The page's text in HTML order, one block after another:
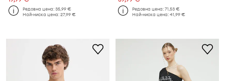
Редовна цена:35,99 €
Най-ниска цена:27,99 €
Редовна цена:71,53 €
Най-ниска цена:41,99 €